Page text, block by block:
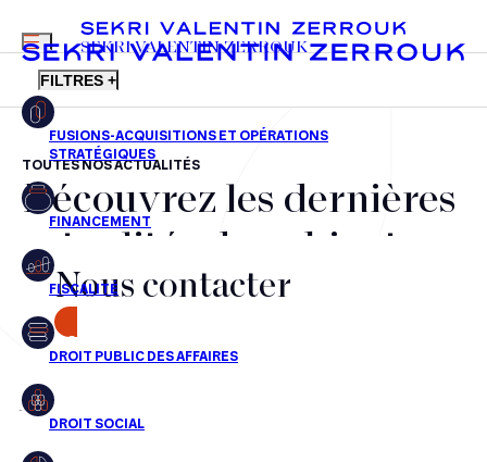
FR EN
MENU
SEKRI VALENTIN ZERROUK
FILTRES +
Fusions-acquisitions et opérations stratégiques
Financement
Fiscalité
Droit public des affaires
Droit social
TOUTES NOS ACTUALITÉS
Découvrez les dernières
actualités du cabinet,
nos récompenses et nos
transactions, jour après
jour
Nous contacter